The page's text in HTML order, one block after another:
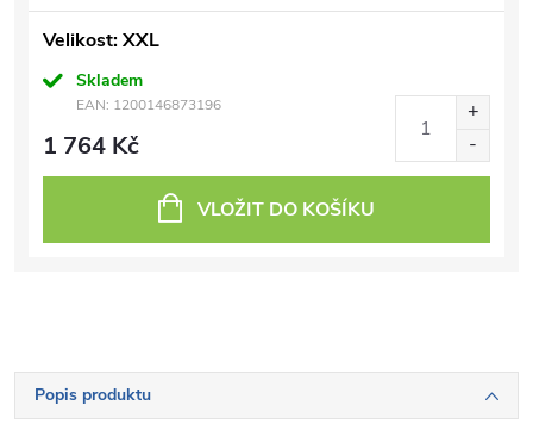
Velikost: XXL
Skladem
EAN: 1200146873196
1 764 Kč
VLOŽIT DO KOŠÍKU
Popis produktu